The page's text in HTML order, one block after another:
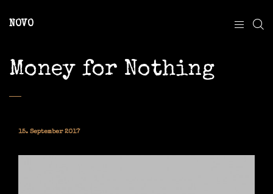
NOVO
Money for Nothing
15. September 2017